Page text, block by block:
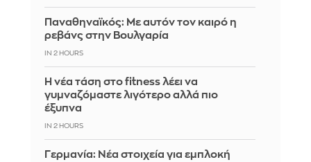
Παναθηναϊκός: Με αυτόν τον καιρό η
ρεβάνς στην Βουλγαρία
IN 2 HOURS
Η νέα τάση στο fitness λέει να
γυμναζόμαστε λιγότερο αλλά πιο
έξυπνα
IN 2 HOURS
Γερμανία: Νέα στοιχεία για εμπλοκή